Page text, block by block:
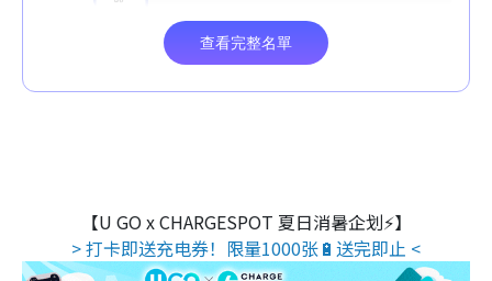
【U GO x CHARGESPOT 夏日消暑企划⚡】
> 打卡即送充电券！限量1000张🔋送完即止 <